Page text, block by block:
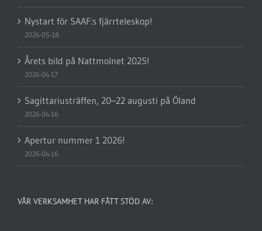
Nystart för SAAF:s fjärrteleskop!
2026-05-18
Årets bild på Nattmolnet 2025!
2026-04-17
Sagittariusträffen, 20–22 augusti på Öland
2026-04-16
Apertur nummer 1 2026!
2026-04-16
VÅR VERKSAMHET HAR FÅTT STÖD AV: